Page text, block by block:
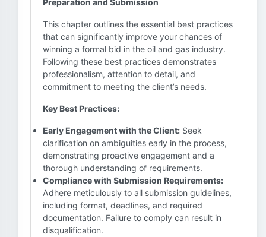
Preparation and Submission
This chapter outlines the essential best practices
that can significantly improve your chances of
winning a formal bid in the oil and gas industry.
Following these best practices demonstrates
professionalism, attention to detail, and
commitment to meeting the client’s needs.
Key Best Practices:
Early Engagement with the Client: Seek
clarification on ambiguities early in the process,
demonstrating proactive engagement and a
thorough understanding of requirements.
Compliance with Submission Requirements:
Adhere meticulously to all submission guidelines,
including format, deadlines, and required
documentation. Failure to comply can result in
disqualification.